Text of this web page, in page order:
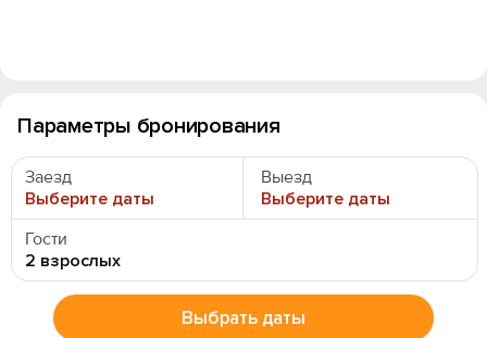
Параметры бронирования
Заезд
Выберите даты
Выезд
Выберите даты
Гости
2 взрослых
Выбрать даты